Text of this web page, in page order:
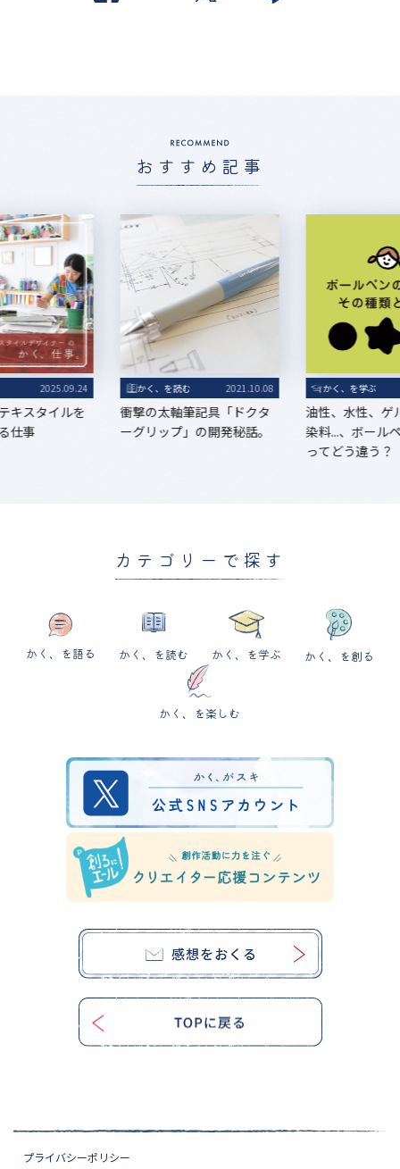
おすすめ記事
2025.09.24
キスタイルを
仕事
かく、を読む 2021.10.08
衝撃の太軸筆記具「ドクタ
ーグリップ」の開発秘話。
かく、を学ぶ
油性、水性、ゲ
染料...、ボール
ってどう違う？
カテゴリーで探す
かく、を語る かく、を読む かく、を学ぶ かく、を創る
かく、を楽しむ
プライバシーポリシー